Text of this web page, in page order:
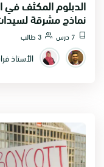
الدبلوم المكثف في
نماذج مشرقة
7 درس 3 طالب
الأستاذ